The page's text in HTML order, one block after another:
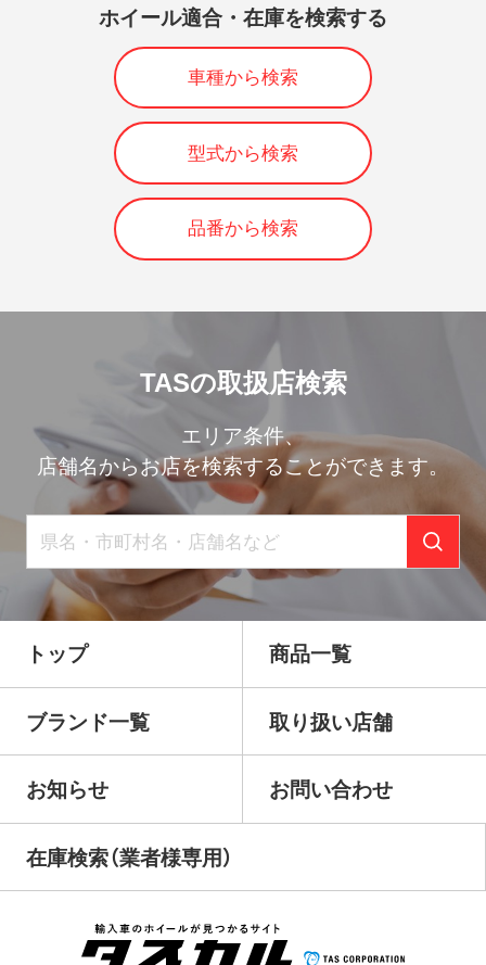
ホイール適合・在庫を検索する
車種から検索
型式から検索
品番から検索
TASの取扱店検索
エリア条件、
店舗名からお店を検索することができます。
トップ 商品一覧
ブランド一覧 取り扱い店舗
お知らせ お問い合わせ
在庫検索（業者様専用）